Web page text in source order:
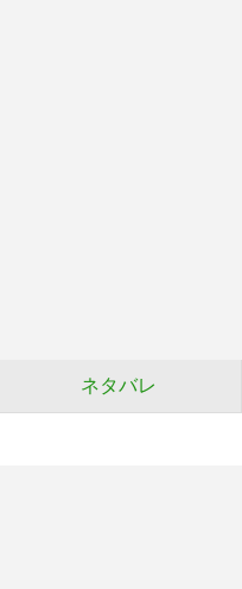
ネタバレ